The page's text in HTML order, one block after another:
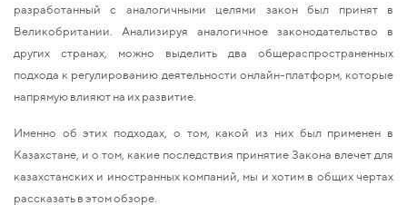
разработанный с аналогичными целями закон был принят в
Великобритании. Анализируя аналогичное законодательство в
других странах, можно выделить два общераспространенных
подхода к регулированию деятельности онлайн-платформ, которые
напрямую влияют на их развитие.
Именно об этих подходах, о том, какой из них был применен в
Казахстане, и о том, какие последствия принятие Закона влечет для
казахстанских и иностранных компаний, мы и хотим в общих чертах
рассказать в этом обзоре.